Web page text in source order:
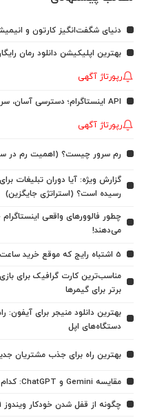
دنیای شگفت‌انگیز کارتون و
بهترین اپلیکیشن دانلود رمان
رپورتاژ آگهی
API اینستاگرام؛ دسترسی آسان، سریع و بدون محدودیت به اطلاعات اینستاگرام
رپورتاژ آگهی
رم سرور چیست؟ (اهمیت رم در
گزارش ویژه: آیا دوران تبلیغات
رسیده است؟ (استراتژی جایگزین)
چطور فالوورهای واقعی
می‌دهند!
5 اشتباه رایج که موقع خرید ساعت هوشمند طرح اپل واچ نباید انجام بدید!
برتر برای گیمرها
بهترین دانلود منیجر برای آیفون:
دستگاه‌های اپل
بهترین راه برای جذب مشتریان
مقایسه Gemini و ChatGPT: کدام یک بهتر است؟
چگونه از قفل شدن خودکار ویندوز 11 یا ویندوز 10 جلوگیری کنیم؟